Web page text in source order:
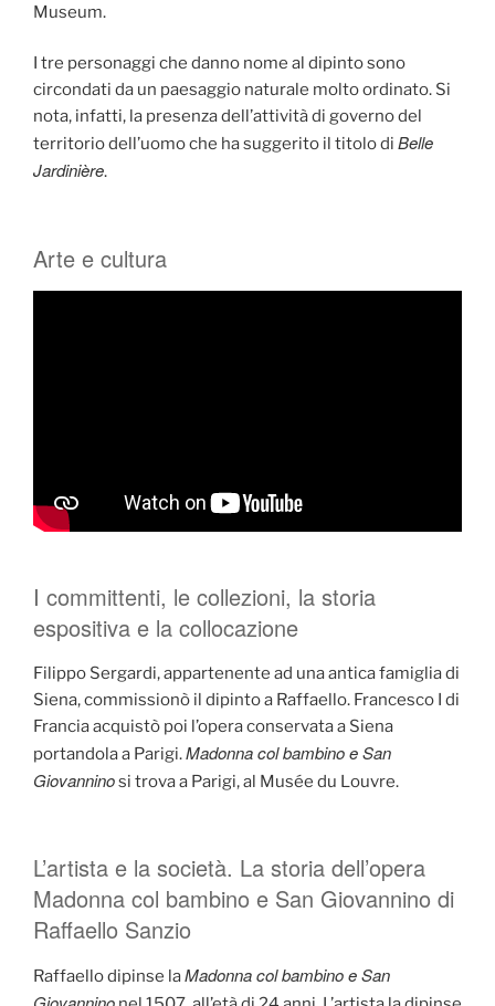
Museum.
I tre personaggi che danno nome al dipinto sono
circondati da un paesaggio naturale molto ordinato. Si
nota, infatti, la presenza dell’attività di governo del
territorio dell’uomo che ha suggerito il titolo di Belle
Jardinière.
Arte e cultura
I committenti, le collezioni, la storia
espositiva e la collocazione
Filippo Sergardi, appartenente ad una antica famiglia di
Siena, commissionò il dipinto a Raffaello. Francesco I di
Francia acquistò poi l’opera conservata a Siena
portandola a Parigi.Madonna col bambino e San
Giovanninosi trova a Parigi, al Musée du Louvre.
L’artista e la società. La storia dell’opera
Madonna col bambino e San Giovannino di
Raffaello Sanzio
Raffaello dipinse laMadonna col bambino e San